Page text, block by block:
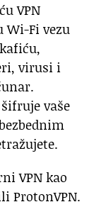
VPN
Wi-Fi vezu
virusi i
vaše
VPN kao
ProtonVPN.